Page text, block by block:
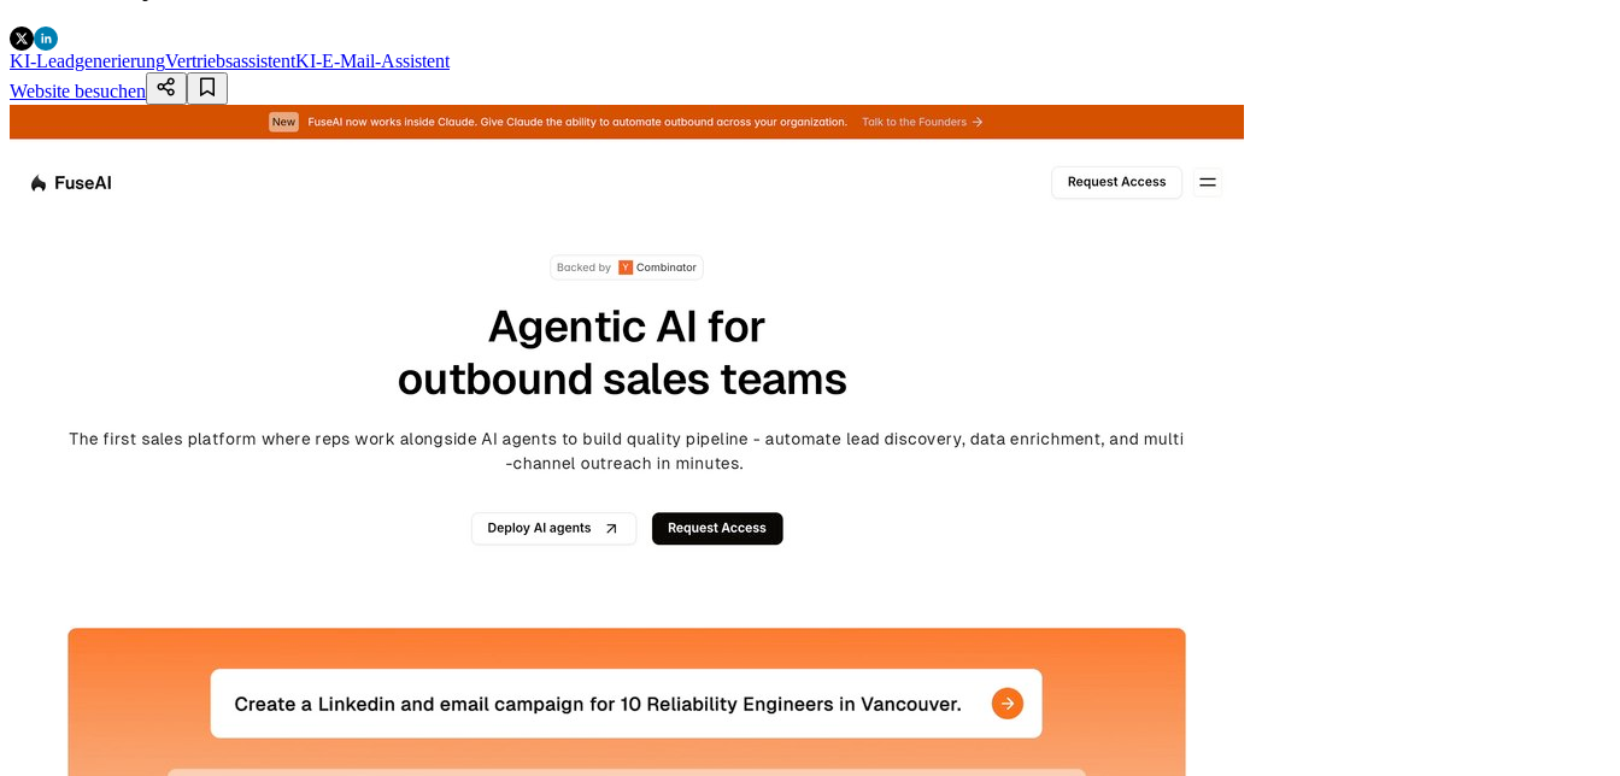
KI-LeadgenerierungVertriebsassistentKI-E-Mail-Assistent
Website besuchen